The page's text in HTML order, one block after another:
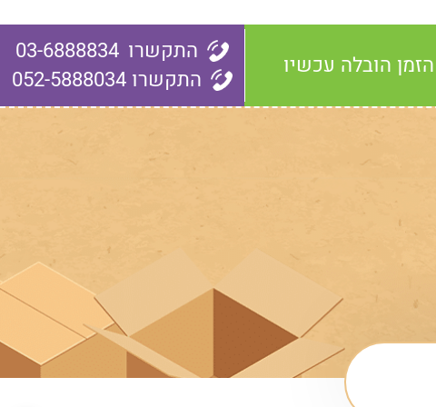
הזמן הובלה עכשיו התקשרו 03-6888834
התקשרו052-5888034